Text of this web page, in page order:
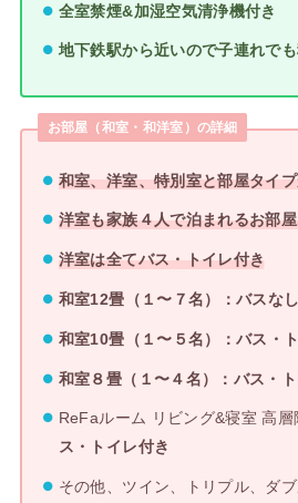
全室禁煙&加湿空気清浄機付き
地下鉄駅から近いので子連れで
お部屋（和室・和洋室）の詳細
和室、洋室、特別室と部屋タイ
洋室も家族４人で泊まれるお部
洋室は全てバス・トイレ付き
和室12畳（１〜７名）：バスな
和室10畳（１〜５名）：バス・
和室８畳（１〜４名）：バス・
ReFaルーム リビング&寝室 高層
ス・トイレ付き
その他、ツイン、トリプル、ダ